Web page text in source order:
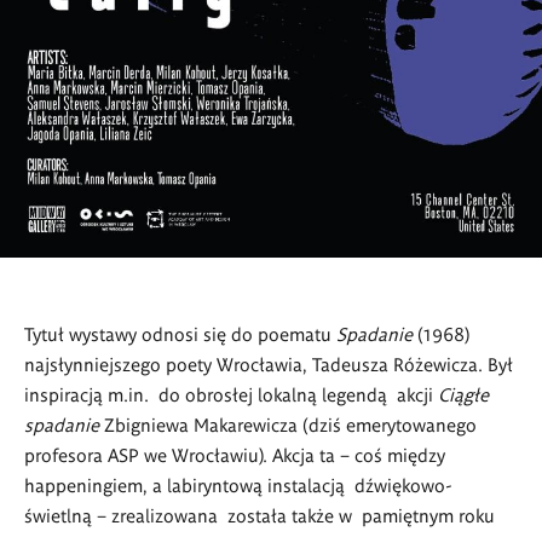
Tytuł wystawy odnosi się do poematu Spadanie (1968)
najsłynniejszego poety Wrocławia, Tadeusza Różewicza. Był
inspiracją m.in. do obrosłej lokalną legendą akcji Ciągłe
spadanieZbigniewa Makarewicza (dziś emerytowanego
profesora ASP we Wrocławiu). Akcja ta – coś między
happeningiem, a labiryntową instalacją dźwiękowo-
świetlną – zrealizowana została także w pamiętnym roku